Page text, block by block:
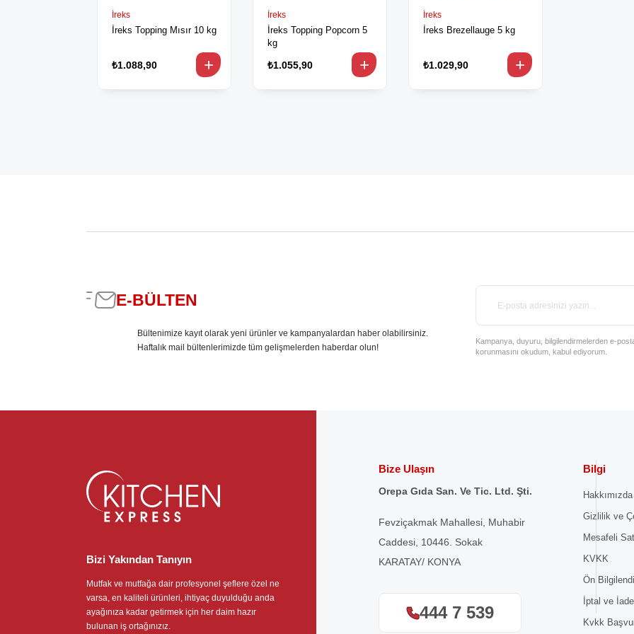
İreks
İreks Topping Mısır 10 kg
₺1.088,90
İreks
İreks Topping Popcorn 5
kg
₺1.055,90
İreks
İreks Brezellauge 5 kg
₺1.029,90
E-BÜLTEN
Bültenimize kayıt olarak yeni ürünler ve kampanyalardan haber olabilirsiniz.
Haftalık mail bültenlerimizde tüm gelişmelerden haberdar olun!
Kampanya, duyuru, bilgilendirmelerden e-
korunmasını okudum, kabul ediyorum.
Bizi Yakından Tanıyın
Mutfak ve mutfağa dair profesyonel şeflere özel ne
varsa, en kaliteli ürünleri, ihtiyaç duyulduğu anda
ayağınıza kadar getirmek için her daim hazır
bulunan iş ortağınızız.
Bize Ulaşın
Orepa Gıda San. Ve Tic. Ltd. Şti.
Fevziçakmak Mahallesi, Muhabir
Caddesi, 10446. Sokak
KARATAY/ KONYA
444 7 539
Bilgi
Hakkımızda
Gizlilik ve
Mesafeli
KVKK
Ön
İptal ve
Kvkk